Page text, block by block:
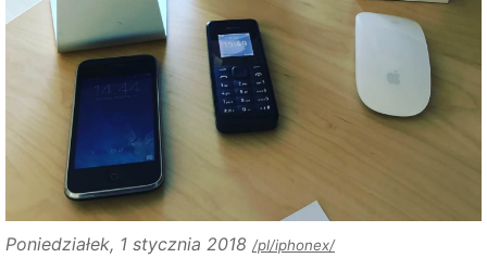
Poniedziałek, 1 stycznia 2018 /pl/iphonex/